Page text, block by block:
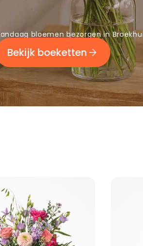
bloemen bezorgen in
Bekijk boeketten